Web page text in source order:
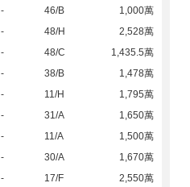
- 46/B
1,000萬
- 48/H
2,528萬
- 48/C
1,435.5萬
- 38/B
1,478萬
- 11/H
1,795萬
- 31/A
1,650萬
- 11/A
1,500萬
- 30/A
1,670萬
- 17/F
2,550萬